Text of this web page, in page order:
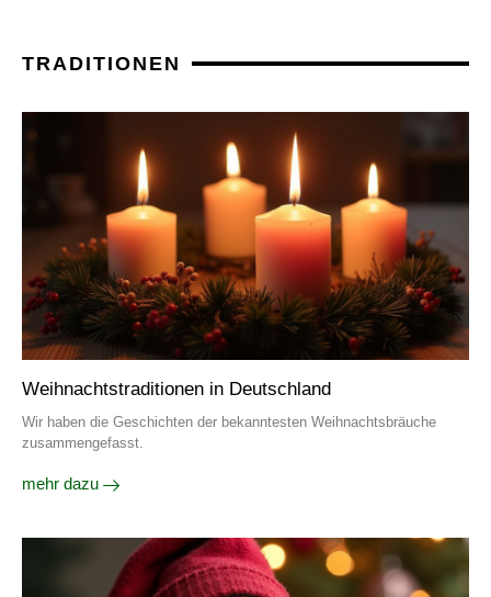
TRADITIONEN
Weihnachtstraditionen in Deutschland
Wir haben die Geschichten der bekanntesten Weihnachtsbräuche
zusammengefasst.
mehr dazu